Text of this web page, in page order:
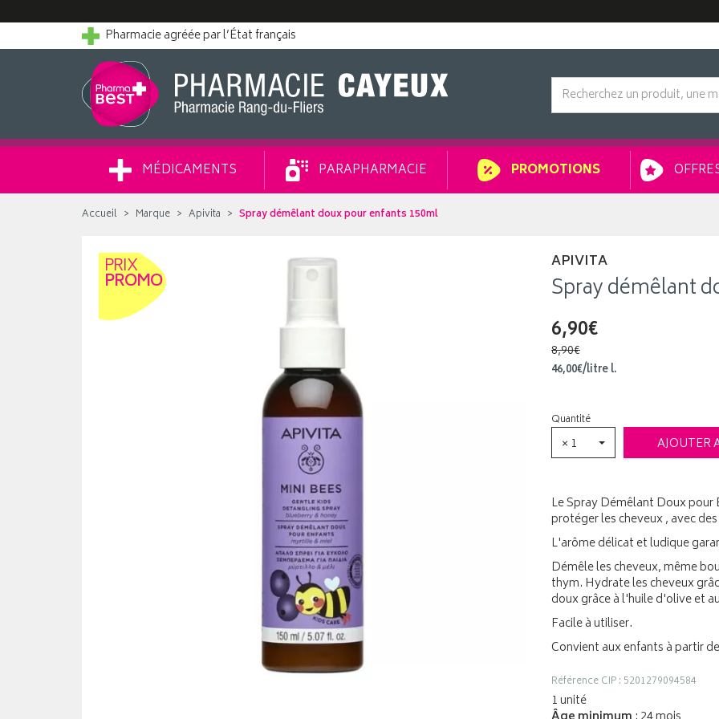
Pharmacie agréée par l’État français
MÉDICAMENTS PARAPHARMACIE PROMOTIONS
Accueil Marque Apivita Spray démêlant doux pour enfants 150ml
PRIX
PROMO
APIVITA
Spray démêlant
6,90€
8,90€
46,00€/litrel.
Quantité
× 1 AJOUTER
Le Spray Démêlant Doux
protéger les cheveux , avec
L'arôme délicat et ludique
Démêle les cheveux, même
thym. Hydrate les cheveux
doux grâce à l'huile d'olive et
Facile à utiliser.
Convient aux enfants à partir
Référence CIP : 5201279094584
1 unité